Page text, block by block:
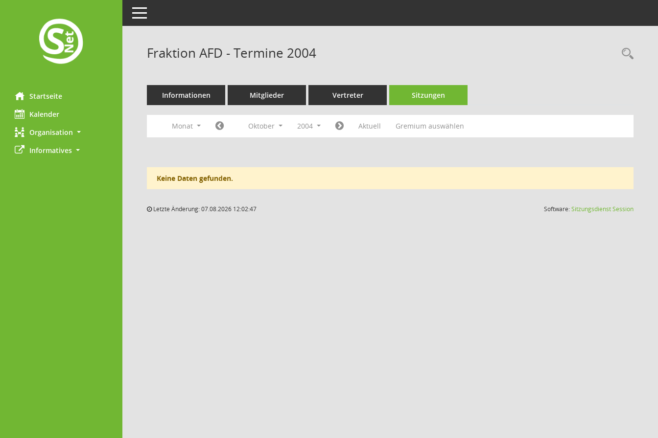
Startseite
Kalender
Organisation
Informatives
Toggle navigation
Fraktion AFD - Termine 2004
Informationen Mitglieder Vertreter Sitzungen
Monat Oktober 2004 Aktuell Gremium auswählen
Keine Daten gefunden.
Letzte Änderung: 07.08.2026 12:02:47 Software:SitzungsdienstSession(Wird in